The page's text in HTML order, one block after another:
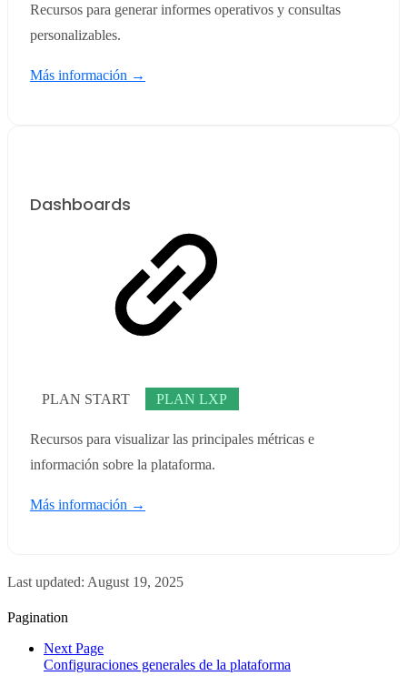
Recursos para generar informes operativos y consultas
personalizables.
Más información →
Dashboards
PLAN START PLAN LXP
Recursos para visualizar las principales métricas e
información sobre la plataforma.
Más información →
Last updated: August 19, 2025
Pagination
Next Page
Configuraciones generales de la plataforma